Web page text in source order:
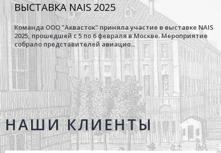
ВЫСТАВКА NAIS 2025
Команда ООО "Аквасток" приняла участие в выставке NAIS
2025, прошедшей с 5 по 6 февраля в Москве. Мероприятие
собрало представителей авиацио...
НАШИ КЛИЕНТЫ